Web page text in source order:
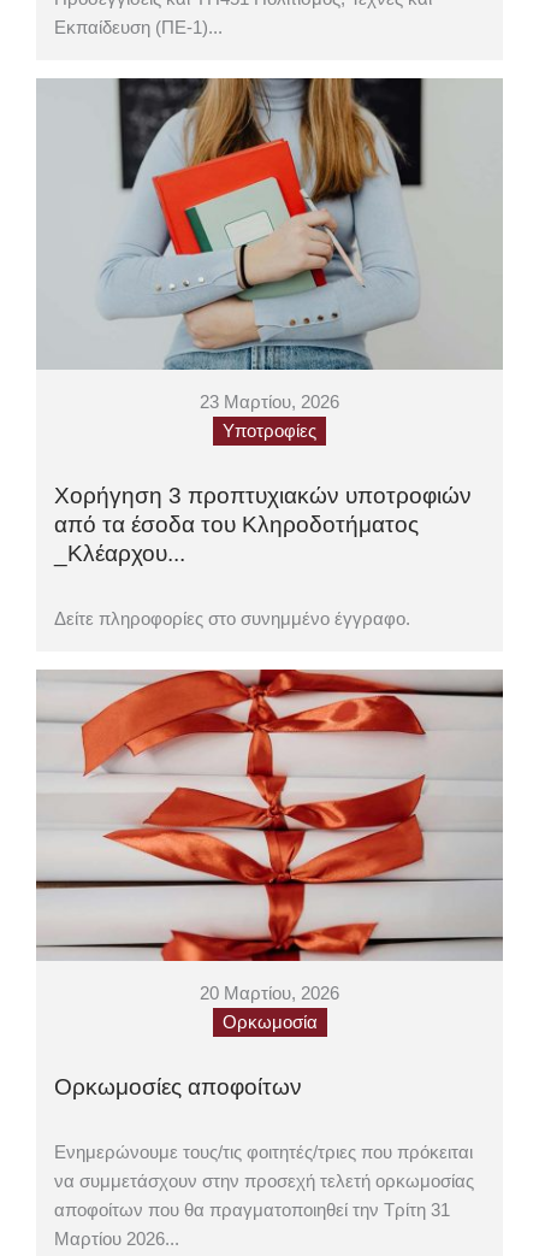
Εκπαίδευση (ΠΕ-1)...
23 Μαρτίου, 2026
Υποτροφίες
Χορήγηση 3 προπτυχιακών υποτροφιών
από τα έσοδα του Κληροδοτήματος
_Κλέαρχου...
Δείτε πληροφορίες στο συνημμένο έγγραφο.
20 Μαρτίου, 2026
Ορκωμοσία
Ορκωμοσίες αποφοίτων
Ενημερώνουμε τους/τις φοιτητές/τριες που πρόκειται
να συμμετάσχουν στην προσεχή τελετή ορκωμοσίας
αποφοίτων που θα πραγματοποιηθεί την Τρίτη 31
Μαρτίου 2026...